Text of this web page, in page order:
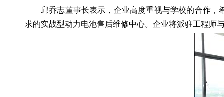
邱乔志董事长表示，企业高度重视与学校的合作
求的实战型动力电池售后维修中心。企业将派驻工程师